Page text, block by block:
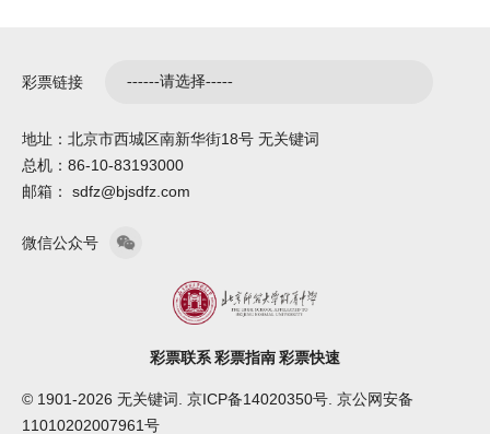
彩票链接
地址：北京市西城区南新华街18号 无关键词
总机：86-10-83193000
邮箱： sdfz@bjsdfz.com
微信公众号
彩票联系彩票指南彩票快速
© 1901-2026 无关键词. 京ICP备14020350号. 京公网安备
11010202007961号